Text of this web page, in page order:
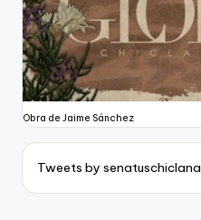
Obra de Jaime Sánchez
Tweets by senatuschiclana